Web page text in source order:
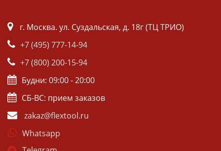
г. Москва. ул. Суздальская, д. 18г (ТЦ ТРИО)
+7 (495) 777-14-94
+7 (800) 200-15-94
Будни: 09:00 - 20:00
СБ-ВС: прием заказов
zakaz@flextool.ru
Whatsapp